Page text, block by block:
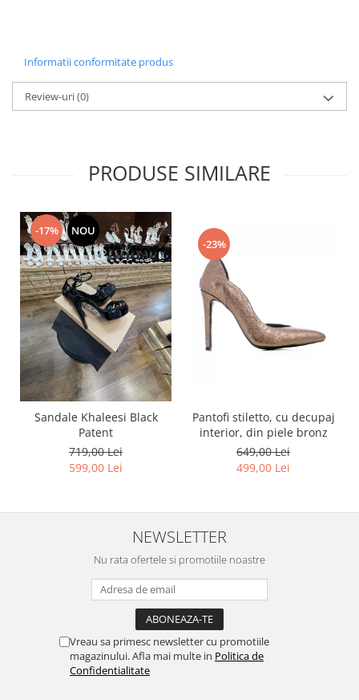
Informatii conformitate produs
Review-uri(0)
PRODUSE SIMILARE
-17% NOU
Sandale Khaleesi Black
Patent
719,00 Lei
599,00 Lei
-23%
Pantofi stiletto, cu decupaj
interior, din piele bronz
649,00 Lei
499,00 Lei
NEWSLETTER
Nu rata ofertele si promotiile noastre
Vreau sa primesc newsletter cu promotiile
magazinului. Afla mai multe in Politica de
Confidentialitate